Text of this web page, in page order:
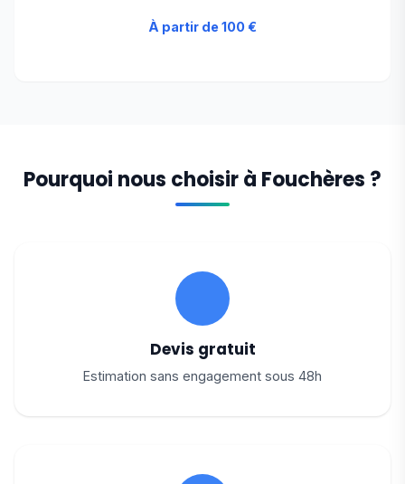
À partir de 100 €
Pourquoi nous choisir à Fouchères ?
Devis gratuit
Estimation sans engagement sous 48h